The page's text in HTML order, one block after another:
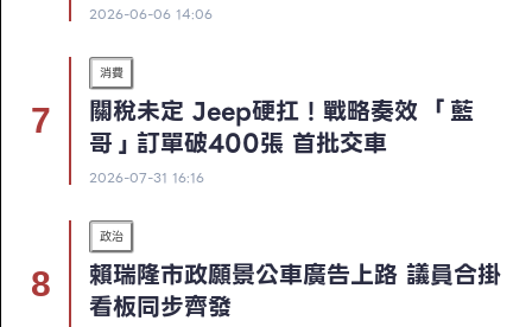
2026-06-06 14:06
消費
關稅未定 Jeep硬扛！戰略奏效 「藍
哥」訂單破400張 首批交車
2026-07-31 16:16
政治
賴瑞隆市政願景公車廣告上路 議員合掛
看板同步齊發